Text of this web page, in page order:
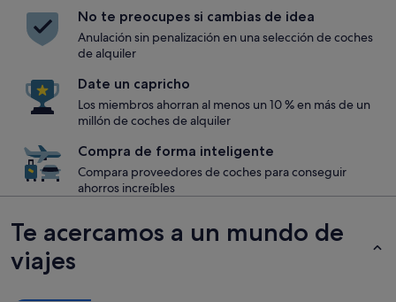
No te preocupes si cambias de idea
Anulación sin penalización en una selección de coches
de alquiler
Date un capricho
Los miembros ahorran al menos un 10 % en más de un
millón de coches de alquiler
Compra de forma inteligente
Compara proveedores de coches para conseguir
ahorros increíbles
Te acercamos a un mundo de
viajes